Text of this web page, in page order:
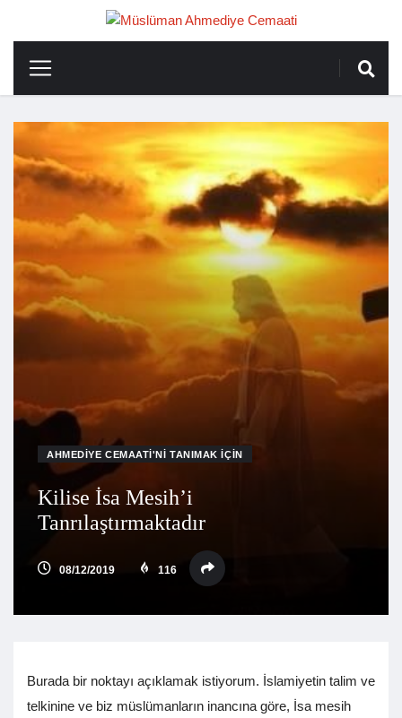
AHMEDIYE CEMAATI'NI TANIMAK İÇIN
Kilise İsa Mesih’i
Tanrılaştırmaktadır
08/12/2019 116
Burada bir noktayı açıklamak istiyorum. İslamiyetin talim ve
telkinine ve biz müslümanların inancına göre, İsa mesih